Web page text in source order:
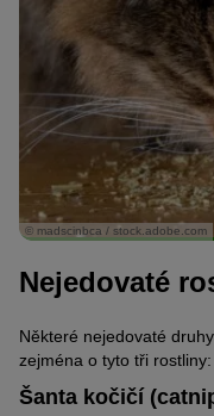
© madscinbca / stock.adobe.com
Nejedovaté
Některé nejedovaté
zejména o tyto tři rostliny:
Šanta kočičí